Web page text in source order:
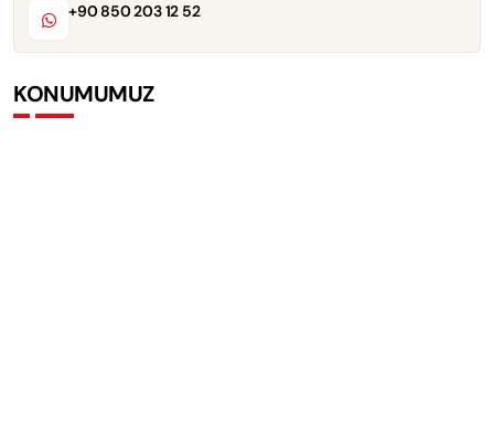
+90 850 203 12 52
KONUMUMUZ